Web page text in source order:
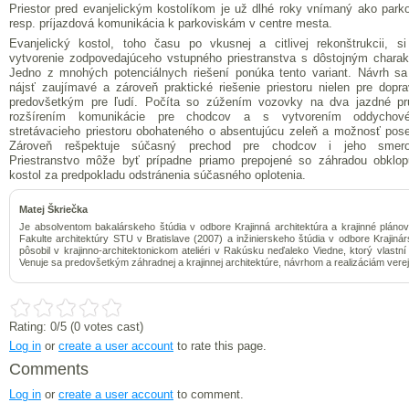
Priestor pred evanjelickým kostolíkom je už dlhé roky vnímaný ako
resp. príjazdová komunikácia k parkoviskám v centre mesta.
Evanjelický kostol, toho času po vkusnej a citlivej rekonštrukcii, si
vytvorenie zodpovedajúceho vstupného priestranstva s dôstojným
Jedno z mnohých potenciálnych riešení ponúka tento variant. Návrh
nájsť zaujímavé a zároveň praktické riešenie priestoru nielen pre
predovšetkým pre ľudí. Počíta so zúžením vozovky na dva jazdné
rozšírením komunikácie pre chodcov a s vytvorením
stretávacieho priestoru obohateného o absentujúcu zeleň a možnosť
Zároveň rešpektuje súčasný prechod pre chodcov i jeho
Priestranstvo môže byť prípadne priamo prepojené so záhradou
kostol za predpokladu odstránenia súčasného oplotenia.
Matej Škriečka
Je absolventom bakalárskeho štúdia v odbore Krajinná architektúra a krajinné
Fakulte architektúry STU v Bratislave (2007) a inžinierskeho štúdia v odbore
pôsobil v krajinno-architektonickom ateliéri v Rakúsku neďaleko Viedne, ktorý
Venuje sa predovšetkým záhradnej a krajinnej architektúre, návrhom a realizáciám
Rating: 0/5 (0 votes cast)
Log in or create a user account to rate this page.
Comments
Log in or create a user account to comment.